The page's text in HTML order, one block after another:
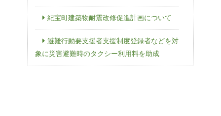
紀宝町建築物耐震改修促進計画について
避難行動要支援者支援制度登録者などを対
象に災害避難時のタクシー利用料を助成